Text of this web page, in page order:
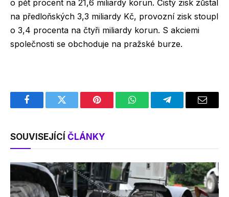
o pět procent na 21,6 miliardy korun. Čistý zisk zůstal
na předloňských 3,3 miliardy Kč, provozní zisk stoupl
o 3,4 procenta na čtyři miliardy korun. S akciemi
společnosti se obchoduje na pražské burze.
FacebookTwitter Pinterest WhatsAppTelegramEmail
SOUVISEJÍCÍ ČLÁNKY